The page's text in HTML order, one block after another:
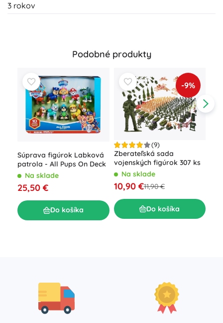
3 rokov
Podobné produkty
Súprava figúrok Labková
patrola - All Pups On Deck
Na sklade
25,50 €
Do košíka
-9%
(9)
Zberateľská sada
vojenských figúrok 307 ks
Na sklade
10,90 €11,90 €
Do košíka